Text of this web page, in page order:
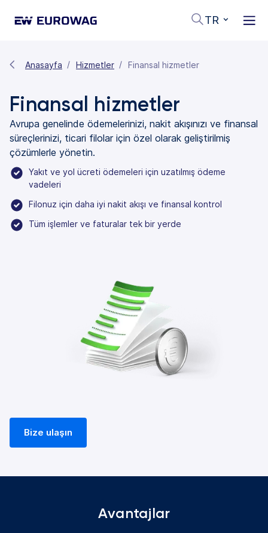
TR
Anasayfa Hizmetler Finansal hizmetler
Finansal hizmetler
Avrupa genelinde ödemelerinizi, nakit akışınızı ve finansal
süreçlerinizi, ticari filolar için özel olarak geliştirilmiş
çözümlerle yönetin.
Yakıt ve yol ücreti ödemeleri için uzatılmış ödeme
vadeleri
Filonuz için daha iyi nakit akışı ve finansal kontrol
Tüm işlemler ve faturalar tek bir yerde
Bize ulaşın
Avantajlar